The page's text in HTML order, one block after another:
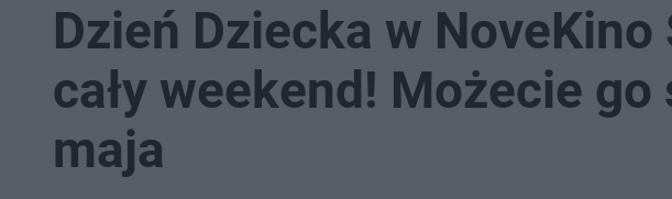
Dzień Dziecka w
cały weekend! Możecie
maja